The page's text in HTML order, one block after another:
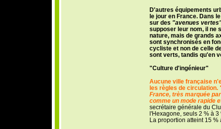
D'autres équipements
le jour en France. Dans
sur des "avenues
supposer leur nom, il ne
nature, mais de grands
sont synchronisés en
cycliste et non de celle
sont verts, tandis qu'en
"Culture d'ingénieur"
Aucune ville française
les règles de circulation.
France, très marquée
comme un mode rapide
secrétaire générale du
l'Hexagone, seuls 2 % à
La proportion atteint 15 %